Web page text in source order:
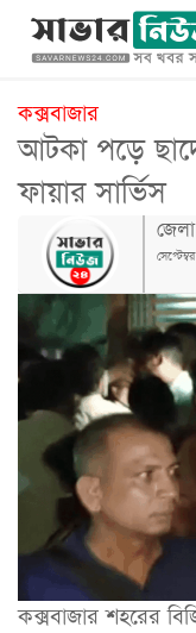
কক্সবাজার
আটকা পড়ে
ফায়ার সার্ভিস
কক্সবাজার শহরের